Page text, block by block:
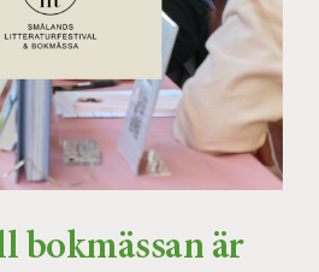
bokmässan är